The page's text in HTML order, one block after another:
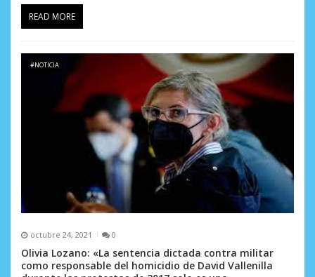
READ MORE
#NOTICIA
octubre 24, 2021 0
Olivia Lozano: «La sentencia dictada contra militar
como responsable del homicidio de David Vallenilla